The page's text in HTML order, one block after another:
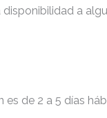
disponibilidad a
es de 2 a 5 días